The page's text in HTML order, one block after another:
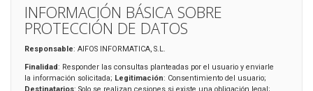
INFORMACIÓN BÁSICA SOBRE
PROTECCIÓN DE DATOS
Responsable: AIFOS INFORMATICA, S.L.
Finalidad: Responder las consultas planteadas por el usuario y enviarle
la información solicitada; Legitimación: Consentimiento del usuario;